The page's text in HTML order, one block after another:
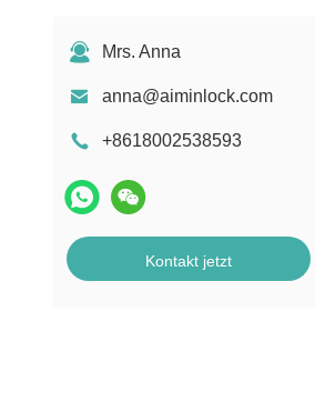
Mrs. Anna
anna@aiminlock.com
+8618002538593
Kontakt jetzt